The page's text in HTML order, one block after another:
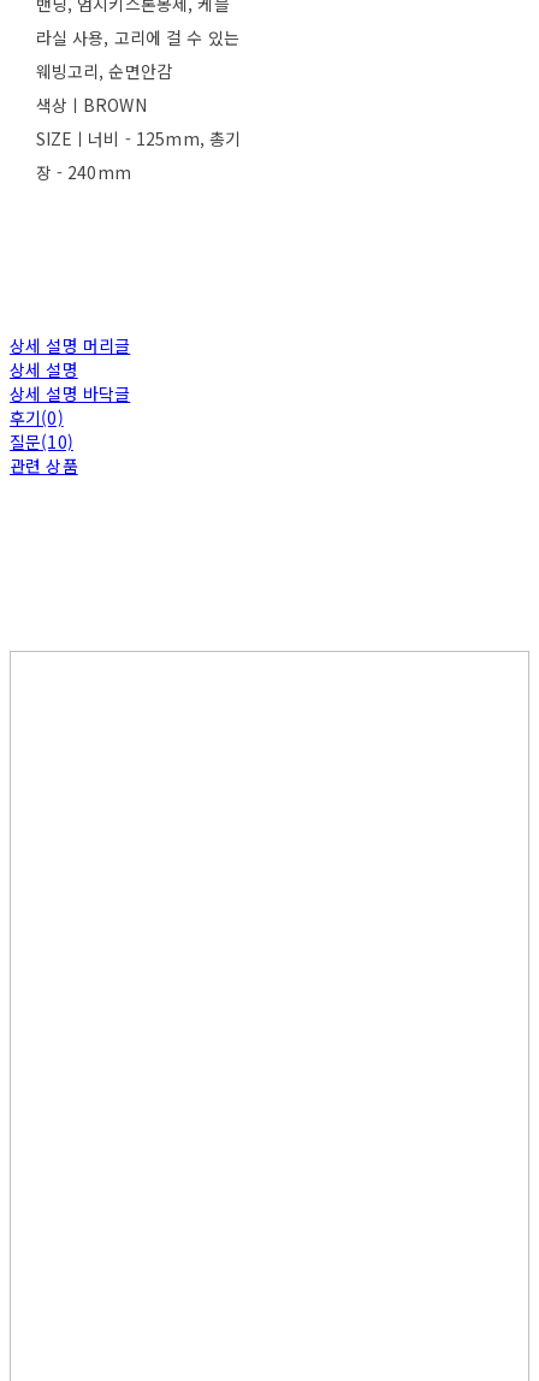
라실 사용, 고리에 걸 수 있는
웨빙고리, 순면안감
색상ㅣBROWN
SIZEㅣ너비 - 125mm, 총기
장 - 240mm
상세 설명 머리글
상세 설명
상세 설명 바닥글
후기(0)
질문(10)
관련 상품